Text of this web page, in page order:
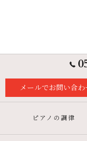
メールでお問い合わ
ピアノの調律